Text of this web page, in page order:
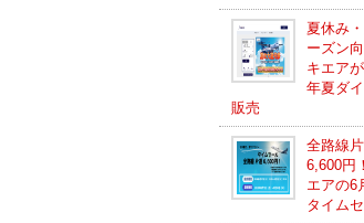
夏休み
ーズン
キエア
年夏ダ
販売
全路線
6,600円
エアの6
タイム